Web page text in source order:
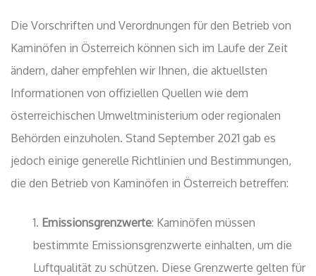
Die Vorschriften und Verordnungen für den Betrieb von
Kaminöfen in Österreich können sich im Laufe der Zeit
ändern, daher empfehlen wir Ihnen, die aktuellsten
Informationen von offiziellen Quellen wie dem
österreichischen Umweltministerium oder regionalen
Behörden einzuholen. Stand September 2021 gab es
jedoch einige generelle Richtlinien und Bestimmungen,
die den Betrieb von Kaminöfen in Österreich betreffen:
Emissionsgrenzwerte: Kaminöfen müssen
bestimmte Emissionsgrenzwerte einhalten, um die
Luftqualität zu schützen. Diese Grenzwerte gelten für